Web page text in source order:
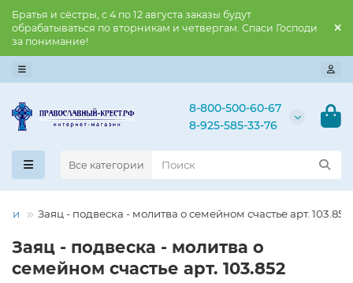
Братья и сёстры, с 4 по 12 августа заказы будут
обрабатываться по вторникам и четвергам. Спаси Господи
за понимание!
8-800-500-60-67
8-925-585-33-76
Все категории
Заяц - подвеска - молитва о семейном счастье арт. 103.852
Заяц - подвеска - молитва о
семейном счастье арт. 103.852